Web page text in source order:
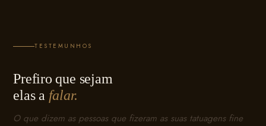
TESTEMUNHOS
Prefiro que sejam
elas a falar.
O que dizem as pessoas que fizeram as suas tatuagens fine